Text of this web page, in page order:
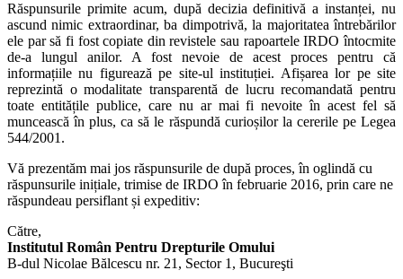
Răspunsurile primite acum, după decizia definitivă a instanței, nu
ascund nimic extraordinar, ba dimpotrivă, la majoritatea întrebărilor
ele par să fi fost copiate din revistele sau rapoartele IRDO întocmite
de-a lungul anilor. A fost nevoie de acest proces pentru că
informațiile nu figurează pe site-ul instituției. Afișarea lor pe site
reprezintă o modalitate transparentă de lucru recomandată pentru
toate entitățile publice, care nu ar mai fi nevoite în acest fel să
muncească în plus, ca să le răspundă curioșilor la cererile pe Legea
544/2001.
Vă prezentăm mai jos răspunsurile de după proces, în oglindă cu
răspunsurile inițiale, trimise de IRDO în februarie 2016, prin care ne
răspundeau persiflant și expeditiv:
Către,
Institutul Român Pentru Drepturile Omului
B-dul Nicolae Bălcescu nr. 21, Sector 1, Bucureşti